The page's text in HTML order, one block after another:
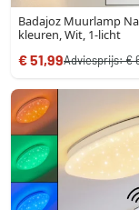
Badajoz Muurlamp
kleuren, Wit, 1-licht
€ 51,99Adviesprijs:€